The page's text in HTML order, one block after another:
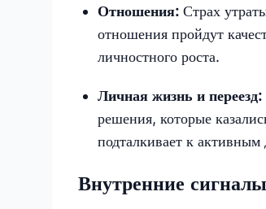
Отношения: Страх
отношения пройдут
личностного роста.
Личная жизнь и переезд:
решения, которые
подталкивает к
Внутренние